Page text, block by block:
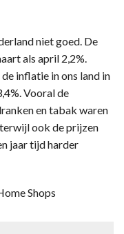
niet goed. De
als april 2,2%.
inflatie in ons land in
Vooral de
en tabak waren
ook de prijzen
jaar tijd harder
Shops